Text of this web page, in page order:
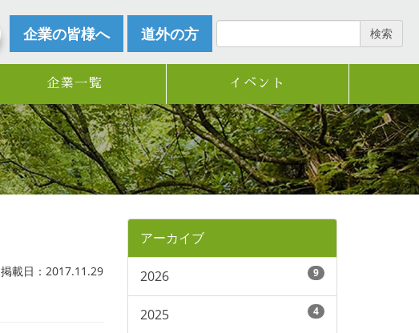
企業の皆様へ 道外の方 検索
企業一覧 イベント
掲載日：2017.11.29
アーカイブ
2026 9
2025 4